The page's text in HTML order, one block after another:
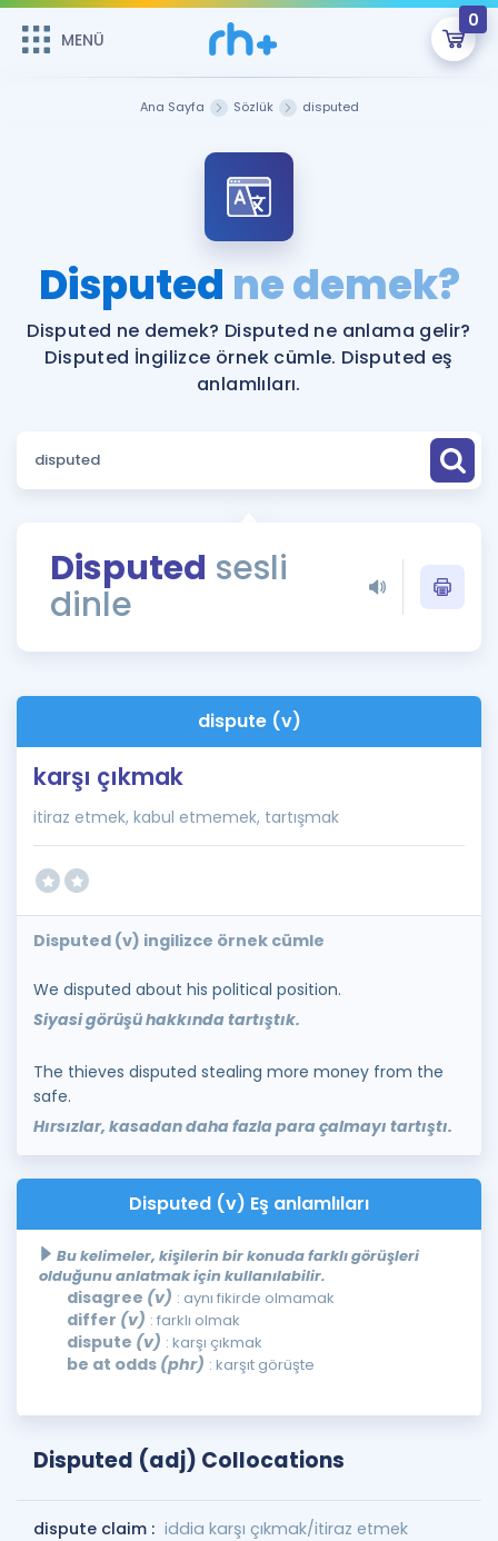
MENÜ
0
ÜYE DEĞİLİM
Sepetin Şu An Boş.
Remzi Hoca ile seni sınava hazırlayacak onlarca eğitim seni
bekliyor!
MENÜ
Katılımcı Görüşleri
Faydalı Araçlar
Sözlük
Rehberlik Aracı
ÖSYM Sınav Takvimi
İngilizce Gramer
Hakkımızda
Ana Sayfa Sözlük disputed
Disputed ne demek?
Disputed ne demek? Disputed ne anlama gelir?
Disputed İngilizce örnek cümle. Disputed eş
anlamlıları.
Disputed sesli
dinle
dispute (v)
karşı çıkmak
itiraz etmek, kabul etmemek, tartışmak
Disputed (v) ingilizce örnek cümle
We disputed about his political position.
Siyasi görüşü hakkında tartıştık.
The thieves disputed stealing more money from the
safe.
Hırsızlar, kasadan daha fazla para çalmayı tartıştı.
Disputed (v) Eş anlamlıları
Bu kelimeler, kişilerin bir konuda farklı görüşleri
olduğunu anlatmak için kullanılabilir.
disagree (v) : aynı fikirde olmamak
differ (v) : farklı olmak
dispute (v) : karşı çıkmak
be at odds (phr) : karşıt görüşte
Disputed (adj) Collocations
dispute claim : iddia karşı çıkmak/itiraz etmek